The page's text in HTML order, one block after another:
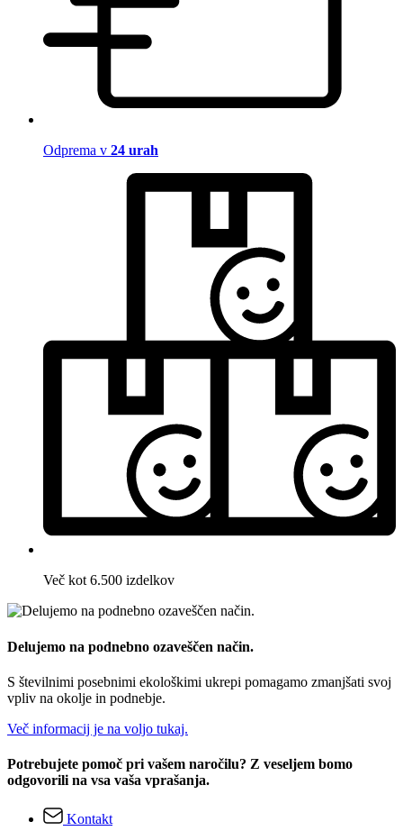
Odprema v 24 urah
Več kot 6.500 izdelkov
Delujemo na podnebno ozaveščen način.
S številnimi posebnimi ekološkimi ukrepi pomagamo zmanjšati svoj
vpliv na okolje in podnebje.
Več informacij je na voljo tukaj.
Potrebujete pomoč pri vašem naročilu? Z veseljem bomo
odgovorili na vsa vaša vprašanja.
Kontakt